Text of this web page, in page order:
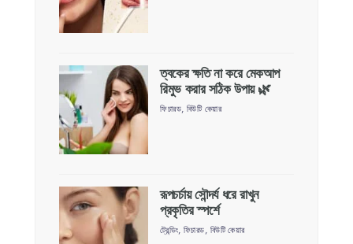
ত্বকের ক্ষতি না করে মেকআপ
রিমুভ করার সঠিক উপায় 🌿
ফিচারড, বিউটি কেয়ার
রূপচর্চায় সৌন্দর্য ধরে রাখুন
প্রকৃতির স্পর্শে
ট্রেন্ডিং,ফিচারড, বিউটি কেয়ার